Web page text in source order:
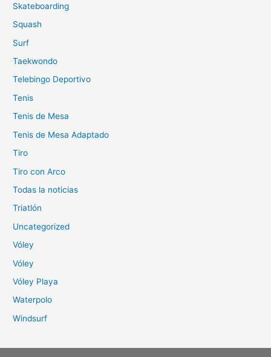
Skateboarding
Squash
Surf
Taekwondo
Telebingo Deportivo
Tenis
Tenis de Mesa
Tenis de Mesa Adaptado
Tiro
Tiro con Arco
Todas la noticias
Triatlón
Uncategorized
Vóley
Vóley
Vóley Playa
Waterpolo
Windsurf